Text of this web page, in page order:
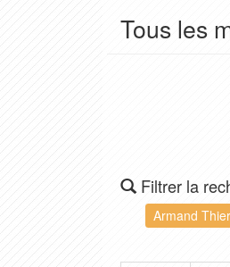
Tous les
Filtrer la
Armand